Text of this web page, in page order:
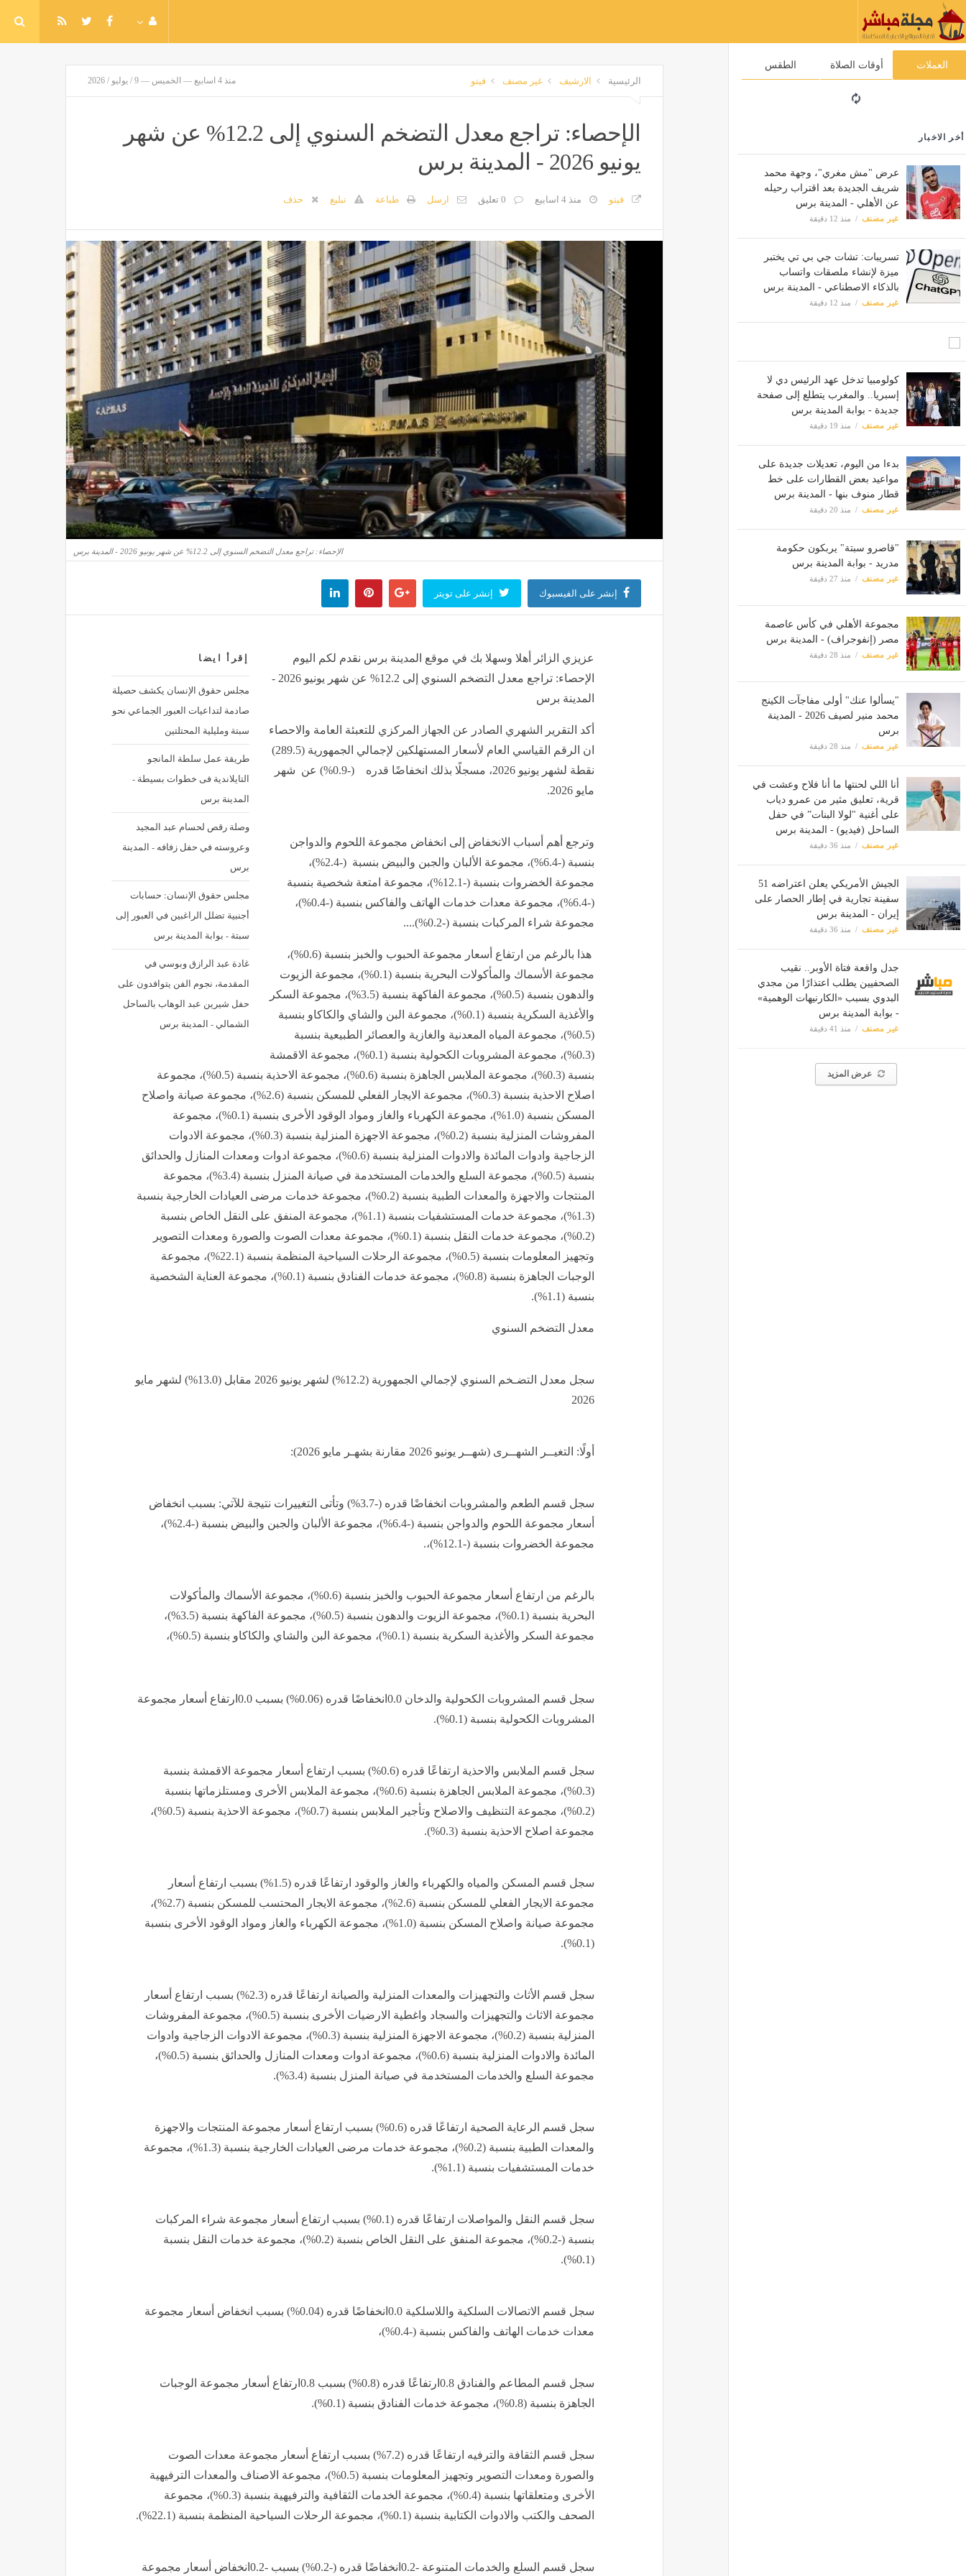
العملات أوقات الصلاة الطقس
أخر الاخبار
عرض "مش مغري"، وجهة محمد
شريف الجديدة بعد اقتراب رحيله
عن الأهلي - المدينة برس
غير مصنف منذ 12 دقيقة
تسريبات: تشات جي بي تي يختبر
ميزة لإنشاء ملصقات واتساب
بالذكاء الاصطناعي - المدينة برس
غير مصنف منذ 12 دقيقة
كولومبيا تدخل عهد الرئيس دي لا
إسبريا.. والمغرب يتطلع إلى صفحة
جديدة - بوابة المدينة برس
غير مصنف منذ 19 دقيقة
بدءا من اليوم، تعديلات جديدة على
مواعيد بعض القطارات على خط
قطار منوف بنها - المدينة برس
غير مصنف منذ 20 دقيقة
"قاصرو سبتة" يربكون حكومة
مدريد - بوابة المدينة برس
غير مصنف منذ 27 دقيقة
مجموعة الأهلي في كأس عاصمة
مصر (إنفوجراف) - المدينة برس
غير مصنف منذ 28 دقيقة
"يسألوا عنك" أولى مفاجآت الكينج
محمد منير لصيف 2026 - المدينة
برس
غير مصنف منذ 28 دقيقة
أنا اللي لحنتها ما أنا فلاح وعشت في
قرية، تعليق مثير من عمرو دياب
على أغنية "لولا البنات” في حفل
الساحل (فيديو) - المدينة برس
غير مصنف منذ 36 دقيقة
الجيش الأمريكي يعلن اعتراضه 51
سفينة تجارية في إطار الحصار على
إيران - المدينة برس
غير مصنف منذ 36 دقيقة
جدل واقعة فتاة الأوبر.. نقيب
الصحفيين يطلب اعتذارًا من مجدي
البدوي بسبب «الكارنيهات الوهمية»
- بوابة المدينة برس
غير مصنف منذ 41 دقيقة
عرض المزيد
الرئيسية الارشيف غير مصنف فيتو منذ 4 اسابيع — الخميس — 9 / يوليو / 2026
الإحصاء: تراجع معدل التضخم السنوي إلى 12.2% عن شهر
يونيو 2026 - المدينة برس
فيتو منذ 4 اسابيع 0 تعليق ارسل طباعة تبليغ حذف
الإحصاء: تراجع معدل التضخم السنوي إلى 12.2% عن شهر يونيو 2026 - المدينة برس
إنشر على الفيسبوك إنشر على تويتر
إقرأ ايضا
مجلس حقوق الإنسان يكشف حصيلة
صادمة لتداعيات العبور الجماعي نحو
سبتة ومليلية المحتلتين
طريقة عمل سلطة المانجو
التايلاندية فى خطوات بسيطة -
المدينة برس
وصلة رقص لحسام عبد المجيد
وعروسته في حفل زفافه - المدينة
برس
مجلس حقوق الإنسان: حسابات
أجنبية تضلل الراغبين في العبور إلى
سبتة - بوابة المدينة برس
غادة عبد الرازق وبوسي في
المقدمة، نجوم الفن يتوافدون على
حفل شيرين عبد الوهاب بالساحل
الشمالي - المدينة برس
عزيزي الزائر أهلا وسهلا بك في موقع المدينة برس نقدم لكم اليوم
الإحصاء: تراجع معدل التضخم السنوي إلى 12.2% عن شهر يونيو 2026 -
المدينة برس
أكد التقرير الشهري الصادر عن الجهاز المركزي للتعبئة العامة والاحصاء
ان الرقم القياسي العام لأسعار المستهلكين لإجمالي الجمهورية (289.5)
نقطة لشهر يونيو 2026، مسجلًا بذلك انخفاضًا قدره (-0.9%) عن شهر
مايو 2026.
وترجع أهم أسباب الانخفاض إلى انخفاض مجموعة اللحوم والدواجن
بنسبة (-6.4%)، مجموعة الألبان والجبن والبيض بنسبة (-2.4%)،
مجموعة الخضروات بنسبة (-12.1%)، مجموعة امتعة شخصية بنسبة
(-6.4%)، مجموعة معدات خدمات الهاتف والفاكس بنسبة (-0.4%)،
مجموعة شراء المركبات بنسبة (-0.2%)....
هذا بالرغم من ارتفاع أسعار مجموعة الحبوب والخبز بنسبة (0.6%)،
مجموعة الأسماك والمأكولات البحرية بنسبة (0.1%)، مجموعة الزيوت
والدهون بنسبة (0.5%)، مجموعة الفاكهة بنسبة (3.5%)، مجموعة السكر
والأغذية السكرية بنسبة (0.1%)، مجموعة البن والشاي والكاكاو بنسبة
(0.5%)، مجموعة المياه المعدنية والغازية والعصائر الطبيعية بنسبة
(0.3%)، مجموعة المشروبات الكحولية بنسبة (0.1%)، مجموعة الاقمشة
بنسبة (0.3%)، مجموعة الملابس الجاهزة بنسبة (0.6%)، مجموعة الاحذية بنسبة (0.5%)، مجموعة
اصلاح الاحذية بنسبة (0.3%)، مجموعة الايجار الفعلي للمسكن بنسبة (2.6%)، مجموعة صيانة واصلاح
المسكن بنسبة (1.0%)، مجموعة الكهرباء والغاز ومواد الوقود الأخرى بنسبة (0.1%)، مجموعة
المفروشات المنزلية بنسبة (0.2%)، مجموعة الاجهزة المنزلية بنسبة (0.3%)، مجموعة الادوات
الزجاجية وادوات المائدة والادوات المنزلية بنسبة (0.6%)، مجموعة ادوات ومعدات المنازل والحدائق
بنسبة (0.5%)، مجموعة السلع والخدمات المستخدمة في صيانة المنزل بنسبة (3.4%)، مجموعة
المنتجات والاجهزة والمعدات الطبية بنسبة (0.2%)، مجموعة خدمات مرضى العيادات الخارجية بنسبة
(1.3%)، مجموعة خدمات المستشفيات بنسبة (1.1%)، مجموعة المنفق على النقل الخاص بنسبة
(0.2%)، مجموعة خدمات النقل بنسبة (0.1%)، مجموعة معدات الصوت والصورة ومعدات التصوير
وتجهيز المعلومات بنسبة (0.5%)، مجموعة الرحلات السياحية المنظمة بنسبة (22.1%)، مجموعة
الوجبات الجاهزة بنسبة (0.8%)، مجموعة خدمات الفنادق بنسبة (0.1%)، مجموعة العناية الشخصية
بنسبة (1.1%).
معدل التضخم السنوي
سجل معدل التضـخم السنوي لإجمالي الجمهورية (12.2%) لشهر يونيو 2026 مقابل (13.0%) لشهر مايو
2026
أولًا: التغيــر الشهــرى (شهــر يونيو 2026 مقارنة بشهـر مايو 2026):
سجل قسم الطعم والمشروبات انخفاضًا قدره (-3.7%) وتأتى التغييرات نتيجة للآتي: بسبب انخفاض
أسعار مجموعة اللحوم والدواجن بنسبة (-6.4%)، مجموعة الألبان والجبن والبيض بنسبة (-2.4%)،
مجموعة الخضروات بنسبة (-12.1%)،.
بالرغم من ارتفاع أسعار مجموعة الحبوب والخبز بنسبة (0.6%)، مجموعة الأسماك والمأكولات
البحرية بنسبة (0.1%)، مجموعة الزيوت والدهون بنسبة (0.5%)، مجموعة الفاكهة بنسبة (3.5%)،
مجموعة السكر والأغذية السكرية بنسبة (0.1%)، مجموعة البن والشاي والكاكاو بنسبة (0.5%)،
سجل قسم المشروبات الكحولية والدخان 0.0انخفاضًا قدره (0.06%) بسبب 0.0ارتفاع أسعار مجموعة
المشروبات الكحولية بنسبة (0.1%).
سجل قسم الملابس والاحذية ارتفاعًا قدره (0.6%) بسبب ارتفاع أسعار مجموعة الاقمشة بنسبة
(0.3%)، مجموعة الملابس الجاهزة بنسبة (0.6%)، مجموعة الملابس الأخرى ومستلزماتها بنسبة
(0.2%)، مجموعة التنظيف والاصلاح وتأجير الملابس بنسبة (0.7%)، مجموعة الاحذية بنسبة (0.5%)،
مجموعة اصلاح الاحذية بنسبة (0.3%).
سجل قسم المسكن والمياه والكهرباء والغاز والوقود ارتفاعًا قدره (1.5%) بسبب ارتفاع أسعار
مجموعة الايجار الفعلي للمسكن بنسبة (2.6%)، مجموعة الايجار المحتسب للمسكن بنسبة (2.7%)،
مجموعة صيانة واصلاح المسكن بنسبة (1.0%)، مجموعة الكهرباء والغاز ومواد الوقود الأخرى بنسبة
(0.1%).
سجل قسم الأثاث والتجهيزات والمعدات المنزلية والصيانة ارتفاعًا قدره (2.3%) بسبب ارتفاع أسعار
مجموعة الاثاث والتجهيزات والسجاد واغطية الارضيات الأخرى بنسبة (0.5%)، مجموعة المفروشات
المنزلية بنسبة (0.2%)، مجموعة الاجهزة المنزلية بنسبة (0.3%)، مجموعة الادوات الزجاجية وادوات
المائدة والادوات المنزلية بنسبة (0.6%)، مجموعة ادوات ومعدات المنازل والحدائق بنسبة (0.5%)،
مجموعة السلع والخدمات المستخدمة في صيانة المنزل بنسبة (3.4%).
سجل قسم الرعاية الصحية ارتفاعًا قدره (0.6%) بسبب ارتفاع أسعار مجموعة المنتجات والاجهزة
والمعدات الطبية بنسبة (0.2%)، مجموعة خدمات مرضى العيادات الخارجية بنسبة (1.3%)، مجموعة
خدمات المستشفيات بنسبة (1.1%).
سجل قسم النقل والمواصلات ارتفاعًا قدره (0.1%) بسبب ارتفاع أسعار مجموعة شراء المركبات
بنسبة (-0.2%)، مجموعة المنفق على النقل الخاص بنسبة (0.2%)، مجموعة خدمات النقل بنسبة
(0.1%).
سجل قسم الاتصالات السلكية واللاسلكية 0.0انخفاضًا قدره (0.04%) بسبب انخفاض أسعار مجموعة
معدات خدمات الهاتف والفاكس بنسبة (-0.4%)،
سجل قسم المطاعم والفنادق 0.8ارتفاعًا قدره (0.8%) بسبب 0.8ارتفاع أسعار مجموعة الوجبات
الجاهزة بنسبة (0.8%)، مجموعة خدمات الفنادق بنسبة (0.1%).
سجل قسم الثقافة والترفيه ارتفاعًا قدره (7.2%) بسبب ارتفاع أسعار مجموعة معدات الصوت
والصورة ومعدات التصوير وتجهيز المعلومات بنسبة (0.5%)، مجموعة الاصناف والمعدات الترفيهية
الأخرى ومتعلقاتها بنسبة (0.4%)، مجموعة الخدمات الثقافية والترفيهية بنسبة (0.3%)، مجموعة
الصحف والكتب والادوات الكتابية بنسبة (0.1%)، مجموعة الرحلات السياحية المنظمة بنسبة (22.1%).
سجل قسم السلع والخدمات المتنوعة -0.2انخفاضًا قدره (-0.2%) بسبب -0.2انخفاض أسعار مجموعة